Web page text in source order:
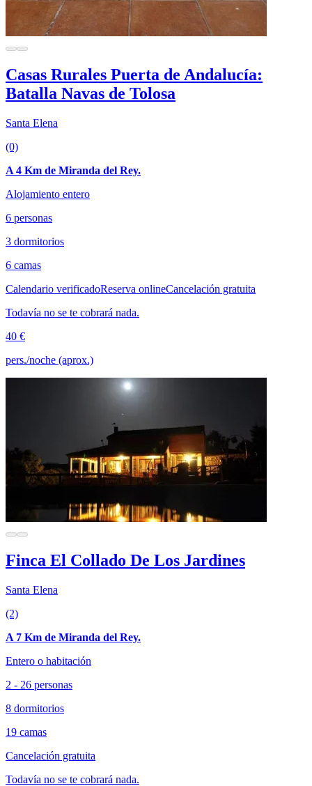
Casas Rurales Puerta de Andalucía:
Batalla Navas de Tolosa
Santa Elena
(0)
A 4 Km de Miranda del Rey.
Alojamiento entero
6 personas
3 dormitorios
6 camas
Calendario verificadoReserva onlineCancelación gratuita
Todavía no se te cobrará nada.
40 €
pers./noche (aprox.)
Finca El Collado De Los Jardines
Santa Elena
(2)
A 7 Km de Miranda del Rey.
Entero o habitación
2 - 26 personas
8 dormitorios
19 camas
Cancelación gratuita
Todavía no se te cobrará nada.